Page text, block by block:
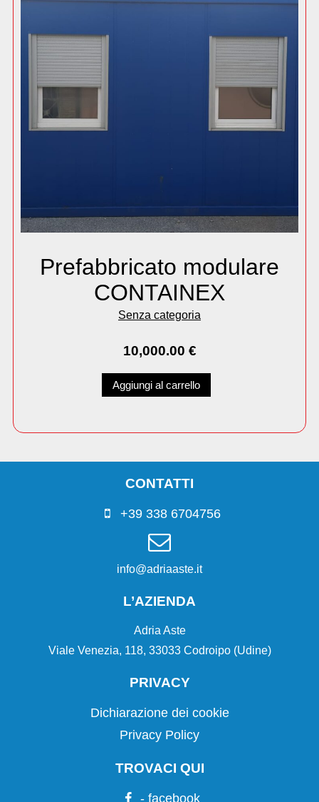
Prefabbricato modulare
CONTAINEX
Senza categoria
10,000.00 €
Aggiungi al carrello
CONTATTI
+39 338 6704756
info@adriaaste.it
L’AZIENDA
Adria Aste
Viale Venezia, 118, 33033 Codroipo (Udine)
PRIVACY
Dichiarazione dei cookie
Privacy Policy
TROVACI QUI
- facebook